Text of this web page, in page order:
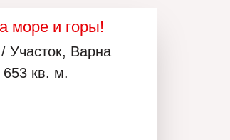
море и горы!
Участок, Варна
кв. м.